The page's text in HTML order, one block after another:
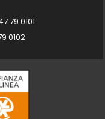
79 0101
0102